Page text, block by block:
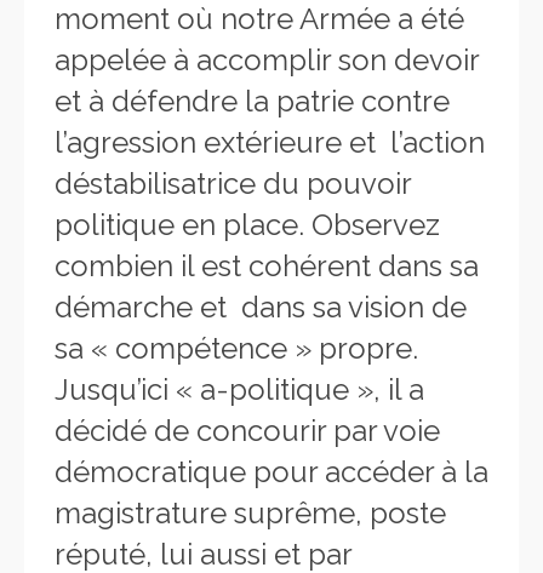
moment où notre Armée a été
appelée à accomplir son devoir
et à défendre la patrie contre
l’agression extérieure et l’action
déstabilisatrice du pouvoir
politique en place. Observez
combien il est cohérent dans sa
démarche et dans sa vision de
sa « compétence » propre.
Jusqu’ici « a-politique », il a
décidé de concourir par voie
démocratique pour accéder à la
magistrature suprême, poste
réputé, lui aussi et par